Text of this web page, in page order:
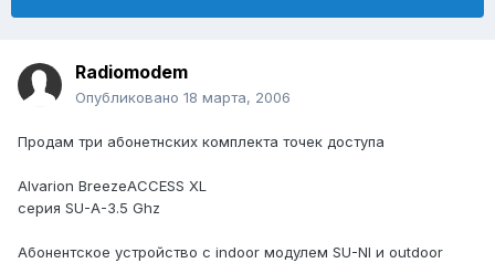
Radiomodem
Опубликовано 18 марта, 2006
Продам три абонетнских комплекта точек доступа
Alvarion BreezeACCESS XL
серия SU-A-3.5 Ghz
Абонентское устройство с indoor модулем SU-NI и outdoor